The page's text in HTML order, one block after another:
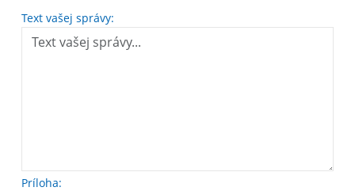
Text vašej správy:
Príloha: